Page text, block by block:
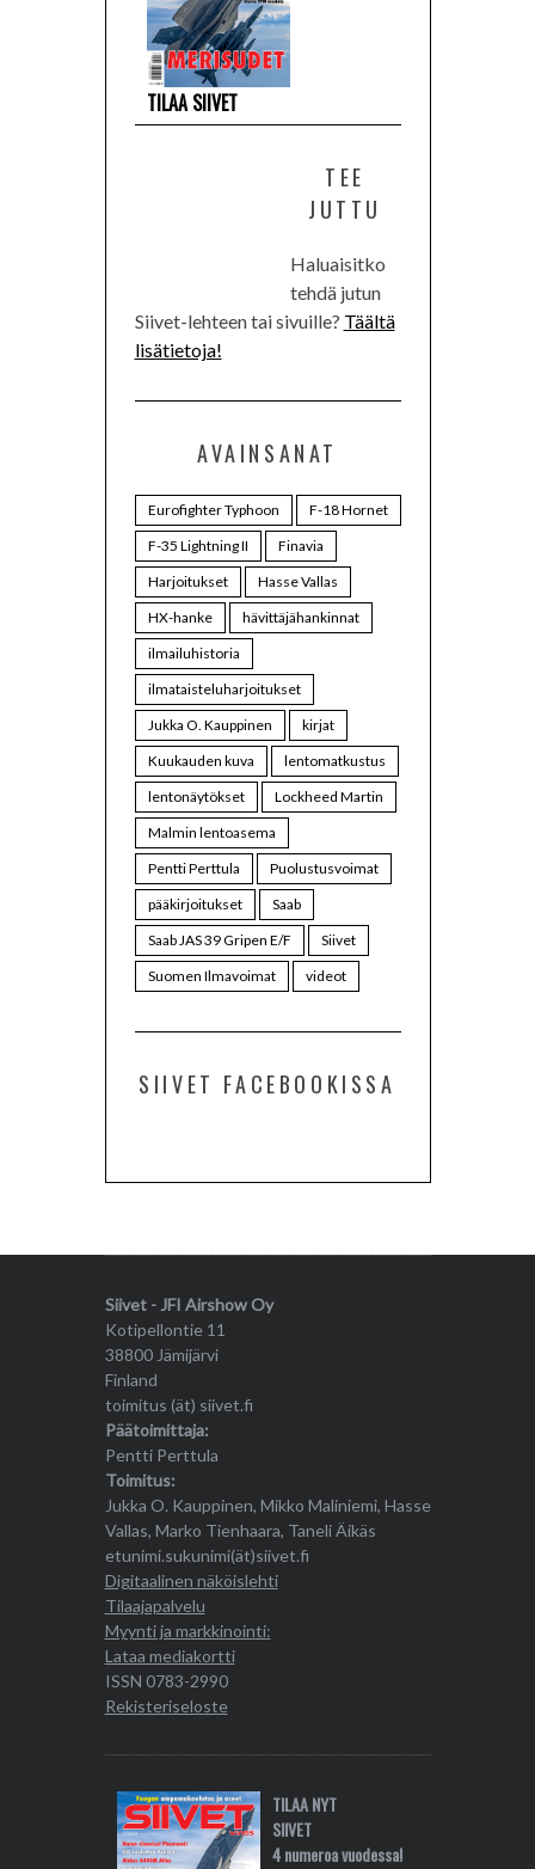
TILAA SIIVET
TEE
JUTTU
Haluaisitko
tehdä jutun
Siivet-lehteen tai sivuille? Täältä
lisätietoja!
AVAINSANAT
Eurofighter Typhoon
F-18 Hornet
F-35 Lightning II
Finavia
Harjoitukset
Hasse Vallas
HX-hanke
hävittäjähankinnat
ilmailuhistoria
ilmataisteluharjoitukset
Jukka O. Kauppinen
kirjat
Kuukauden kuva
lentomatkustus
lentonäytökset
Lockheed Martin
Malmin lentoasema
Pentti Perttula
Puolustusvoimat
pääkirjoitukset
Saab
Saab JAS 39 Gripen E/F
Siivet
Suomen Ilmavoimat
videot
SIIVET FACEBOOKISSA
Siivet - JFI Airshow Oy
Kotipellontie 11
38800 Jämijärvi
Finland
toimitus (ät) siivet.fi
Päätoimittaja:
Pentti Perttula
Toimitus:
Jukka O. Kauppinen, Mikko Maliniemi, Hasse
Vallas, Marko Tienhaara, Taneli Äikäs
etunimi.sukunimi(ät)siivet.fi
Digitaalinen näköislehti
Tilaajapalvelu
Myynti ja markkinointi:
Lataa mediakortti
ISSN 0783-2990
Rekisteriseloste
TILAA NYT
SIIVET
4 numeroa vuodessa!